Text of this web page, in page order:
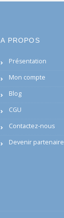
A PROPOS
Présentation
Mon compte
Blog
CGU
Contactez-nous
Devenir partenaire